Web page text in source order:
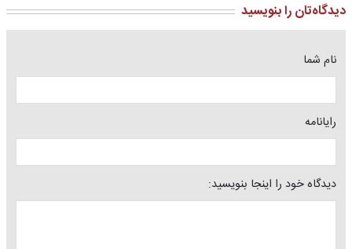
دیدگاه‌تان را بنویسید
نام شما
رایانامه
دیدگاه خود را اینجا بنویسید: